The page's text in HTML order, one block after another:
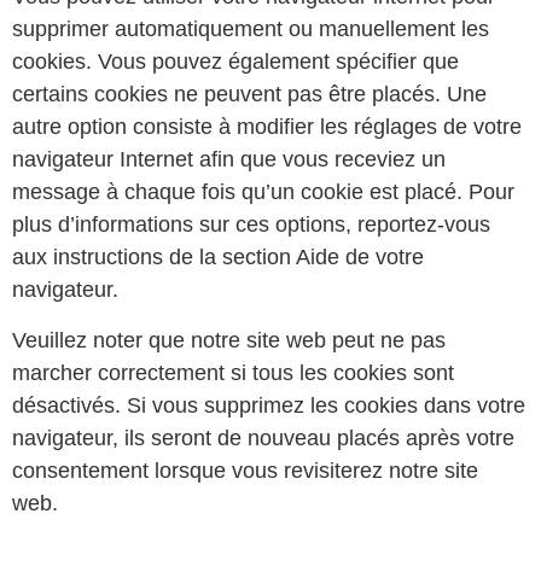
supprimer automatiquement ou manuellement les
cookies. Vous pouvez également spécifier que
certains cookies ne peuvent pas être placés. Une
autre option consiste à modifier les réglages de votre
navigateur Internet afin que vous receviez un
message à chaque fois qu’un cookie est placé. Pour
plus d’informations sur ces options, reportez-vous
aux instructions de la section Aide de votre
navigateur.
Veuillez noter que notre site web peut ne pas
marcher correctement si tous les cookies sont
désactivés. Si vous supprimez les cookies dans votre
navigateur, ils seront de nouveau placés après votre
consentement lorsque vous revisiterez notre site
web.